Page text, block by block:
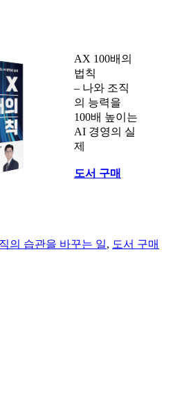
AX 100배의
법칙
– 나와 조직
의 능력을
100배 높이는
AI 경영의 실
제
도서 구매
의 습관을 바꾸는 일, 도서 구매